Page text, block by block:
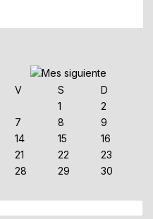
V S
D
1
2
7 8
9
14 15
16
21 22
23
28 29
30